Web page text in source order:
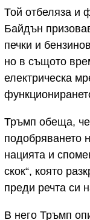
Той отбеляза и
Байдън
печки и
но в същото
електрическа
Тръмп обеща,
подобряването
нацията и
скок“, която
преди речта си
В него Тръмп